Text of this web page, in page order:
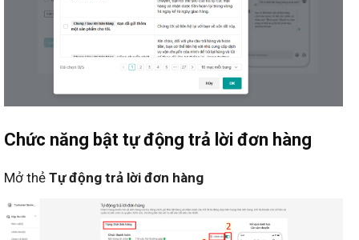
Chức năng bật tự động trả lời đơn hàng
Mở thẻ Tự động trả lời đơn hàng